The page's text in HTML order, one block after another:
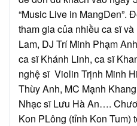
“Music Live in MangDen”.
tham gia của nhiều ca sĩ
Lam, DJ Trí Minh Phạm
ca sĩ Khánh Linh, ca sĩ
nghệ sĩ Violin Trịnh Minh
Thùy Anh, MC Mạnh
Nhạc sĩ Lưu Hà An….
Kon PLông (tỉnh Kon